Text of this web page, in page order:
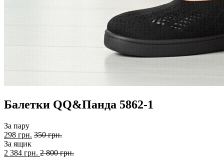
Балетки QQ&Панда 5862-1
За пару
298 грн. 350 грн.
За ящик
2 384 грн. 2 800 грн.